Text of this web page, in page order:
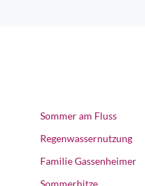
Sommer am Fluss
Regenwassernutzung
Familie Gassenheimer
Sommerhitze